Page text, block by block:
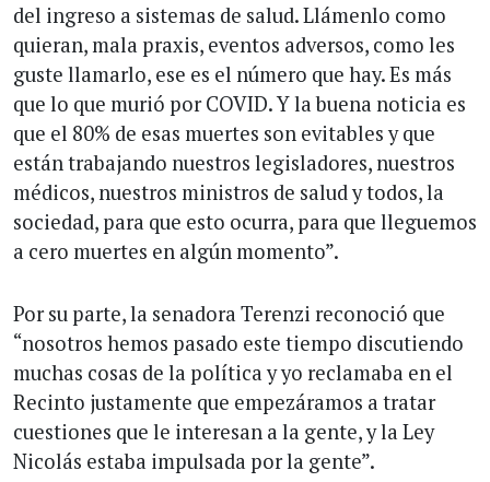
del ingreso a sistemas de salud. Llámenlo como
quieran, mala praxis, eventos adversos, como les
guste llamarlo, ese es el número que hay. Es más
que lo que murió por COVID. Y la buena noticia es
que el 80% de esas muertes son evitables y que
están trabajando nuestros legisladores, nuestros
médicos, nuestros ministros de salud y todos, la
sociedad, para que esto ocurra, para que lleguemos
a cero muertes en algún momento”.
Por su parte, la senadora Terenzi reconoció que
“nosotros hemos pasado este tiempo discutiendo
muchas cosas de la política y yo reclamaba en el
Recinto justamente que empezáramos a tratar
cuestiones que le interesan a la gente, y la Ley
Nicolás estaba impulsada por la gente”.